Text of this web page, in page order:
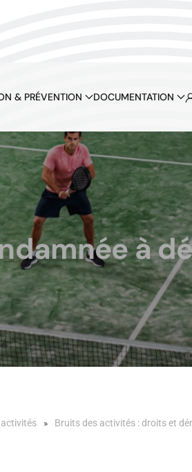
& PRÉVENTION DOCUMENTATION
à
Bruits des activités : droits et